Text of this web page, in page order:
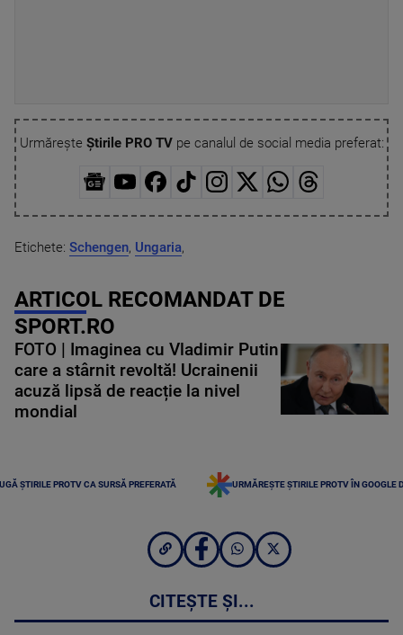
Urmărește Știrile PRO TVpe canalul de social media preferat:
Etichete: Schengen, Ungaria,
ARTICOL RECOMANDAT DE
SPORT.RO
FOTO | Imaginea cu Vladimir Putin
care a stârnit revoltă! Ucrainenii
acuză lipsă de reacție la nivel
mondial
ȘTIRILE PROTV CA SURSĂ PREFERATĂ URMĂREȘTE ȘTIRILE PROTV ÎN GOOGLE
CITEȘTE ȘI...